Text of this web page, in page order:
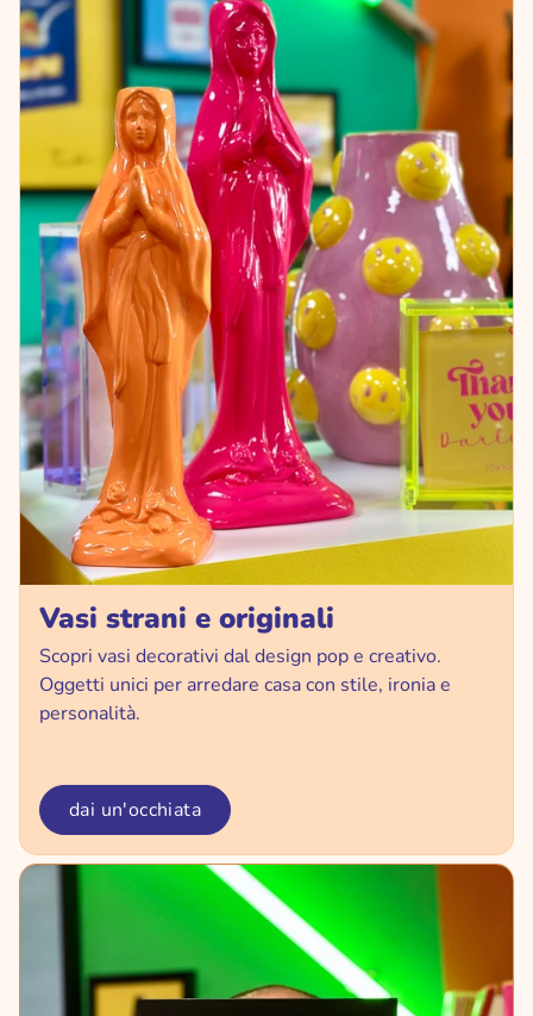
Vasi strani e originali
Scopri vasi decorativi dal design pop e creativo.
Oggetti unici per arredare casa con stile, ironia e
personalità.
dai un'occhiata